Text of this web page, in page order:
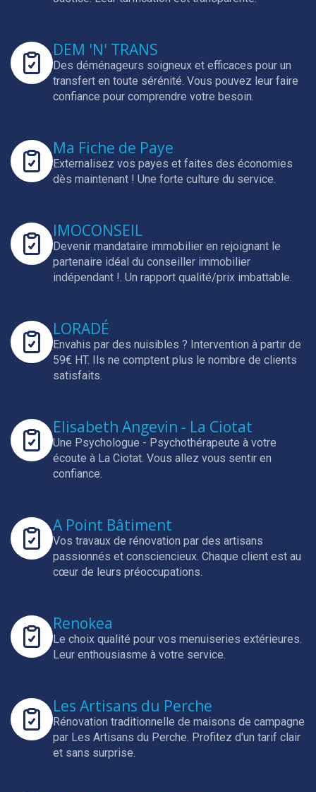
DEM 'N' TRANS
Des déménageurs soigneux et efficaces pour un
transfert en toute sérénité. Vous pouvez leur faire
confiance pour comprendre votre besoin.
Ma Fiche de Paye
Externalisez vos payes et faites des économies
dès maintenant ! Une forte culture du service.
IMOCONSEIL
Devenir mandataire immobilier en rejoignant le
partenaire idéal du conseiller immobilier
indépendant !. Un rapport qualité/prix imbattable.
LORADÉ
Envahis par des nuisibles ? Intervention à partir de
59€ HT. Ils ne comptent plus le nombre de clients
satisfaits.
Elisabeth Angevin - La Ciotat
Une Psychologue - Psychothérapeute à votre
écoute à La Ciotat. Vous allez vous sentir en
confiance.
A Point Bâtiment
Vos travaux de rénovation par des artisans
passionnés et consciencieux. Chaque client est au
cœur de leurs préoccupations.
Renokea
Le choix qualité pour vos menuiseries extérieures.
Leur enthousiasme à votre service.
Les Artisans du Perche
Rénovation traditionnelle de maisons de campagne
par Les Artisans du Perche. Profitez d'un tarif clair
et sans surprise.